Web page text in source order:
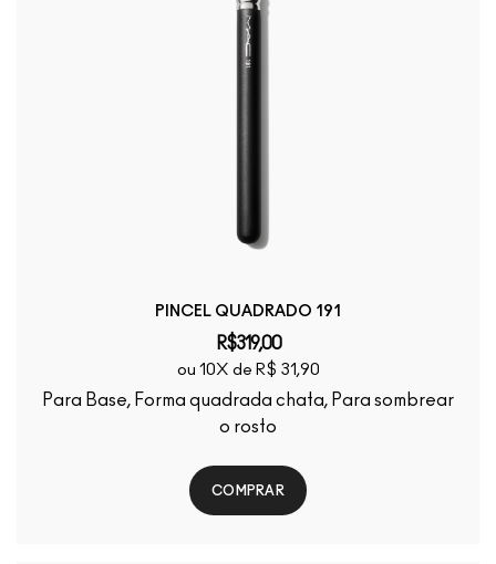
PINCEL QUADRADO 191
R$319,00
ou 10X de R$ 31,90
Para Base, Forma quadrada chata, Para sombrear
o rosto
COMPRAR